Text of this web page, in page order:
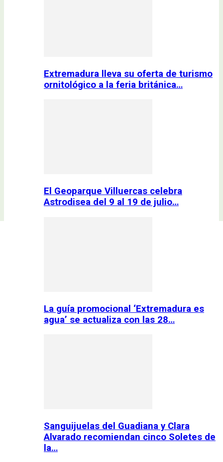
Extremadura lleva su oferta de turismo
ornitológico a la feria británica…
El Geoparque Villuercas celebra
Astrodisea del 9 al 19 de julio…
La guía promocional ‘Extremadura es
agua’ se actualiza con las 28…
Sanguijuelas del Guadiana y Clara
Alvarado recomiendan cinco Soletes de
la…